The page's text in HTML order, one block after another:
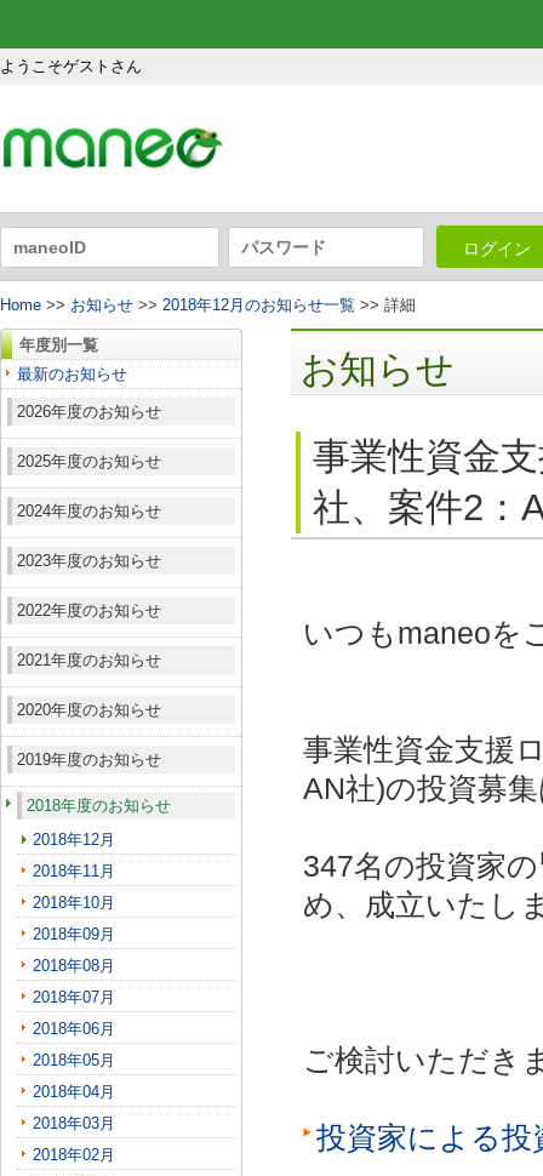
ようこそゲストさん
ログイン
Home >> お知らせ >> 2018年12月のお知らせ一覧 >> 詳細
年度別一覧
最新のお知らせ
2026年度のお知らせ
2025年度のお知らせ
2024年度のお知らせ
2023年度のお知らせ
2022年度のお知らせ
2021年度のお知らせ
2020年度のお知らせ
2019年度のお知らせ
2018年度のお知らせ
2018年12月
2018年11月
2018年10月
2018年09月
2018年08月
2018年07月
2018年06月
2018年05月
2018年04月
2018年03月
2018年02月
お知らせ
事業性資金
社、案件2：
いつもmaneoを
事業性資金支援
AN社)の投資募
347名の投資家
め、成立いたし
ご検討いただき
投資家による